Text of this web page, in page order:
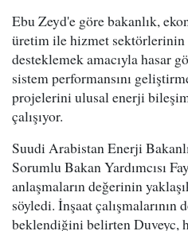
Ebu Zeyd'e göre bakanlık,
üretim ile hizmet sektörlerinin
desteklemek amacıyla hasar
sistem performansını
projelerini ulusal enerji
çalışıyor.
Suudi Arabistan Enerji
Sorumlu Bakan Yardımcısı
anlaşmaların değerinin
söyledi. İnşaat
beklendiğini belirten Duveyc,